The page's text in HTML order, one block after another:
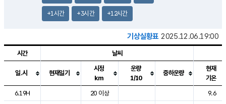
+1시간 +3시간 +12시간
기상실황표 2025.12.06.19:00
도시별 기상실황표로 지점, 날씨, 기온, 강수, 바람, 기압등을 안내한 표입
시간 날씨
일.시 현재일기
시정
km
운량
1/10
중하운량
현재
기온
6.19H
20 이상
9.6